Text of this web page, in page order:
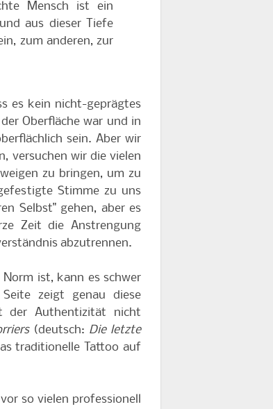
Mensch ist ein
aus dieser Tiefe
zum anderen, zur
es kein nicht-geprägtes
Oberfläche war und in
sein. Aber wir
versuchen wir die vielen
zu bringen, um zu
Stimme zu uns
Selbst" gehen, aber es
Zeit die Anstrengung
abzutrennen.
ist, kann es schwer
zeigt genau diese
der Authentizität nicht
(deutsch: Die letzte
traditionelle Tattoo auf
so vielen professionell